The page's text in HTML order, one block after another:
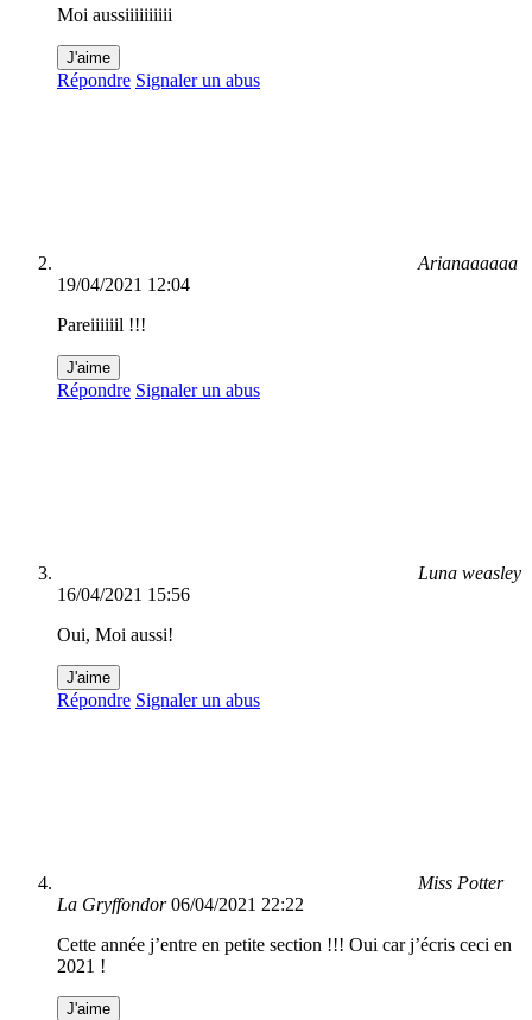
Moi aussiiiiiiiiii
J'aime
Répondre Signaler un abus
Arianaaaaaa
19/04/2021 12:04
Pareiiiiiil !!!
J'aime
Répondre Signaler un abus
Luna weasley
16/04/2021 15:56
Oui, Moi aussi!
J'aime
Répondre Signaler un abus
Miss Potter
La Gryffondor 06/04/2021 22:22
Cette année j’entre en petite section !!! Oui car j’écris ceci en
2021 !
J'aime